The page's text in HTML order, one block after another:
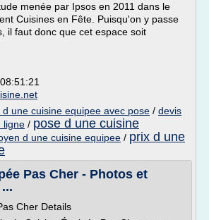
menée par Ipsos en 2011 dans le
Cuisines en Fête. Puisqu'on y passe
il faut donc que cet espace soit
d une cuisine equipee avec pose / devis
ligne / pose d une cuisine
d une cuisine equipee / prix d une
Pas Cher - Photos et
Cher Details